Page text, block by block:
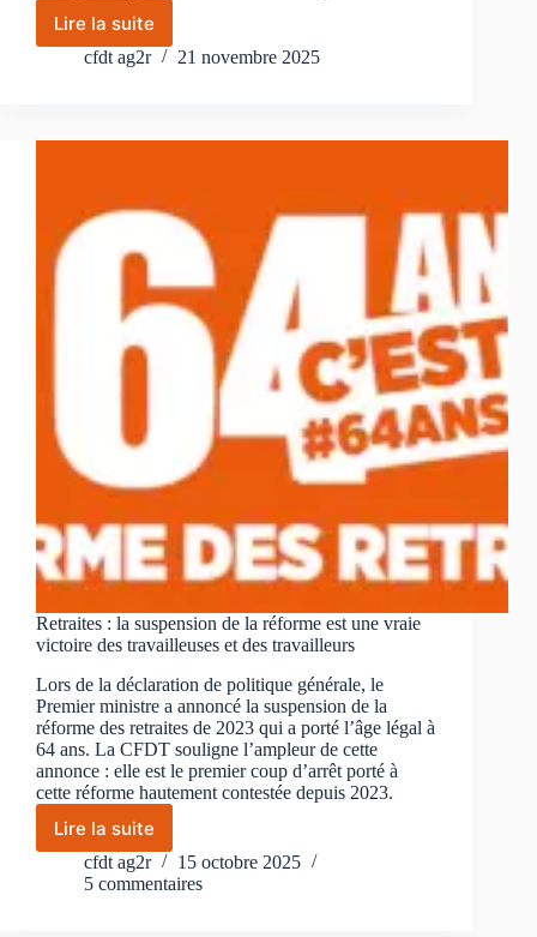
Lire la suite
Suspension
de
retraites
comprendre
suspension
cfdt ag2r 21 novembre 2025
Retraites : la suspension de la réforme est une vraie
victoire des travailleuses et des travailleurs
Lors de la déclaration de politique générale, le
Premier ministre a annoncé la suspension de la
réforme des retraites de 2023 qui a porté l’âge légal à
64 ans. La CFDT souligne l’ampleur de cette
annonce : elle est le premier coup d’arrêt porté à
cette réforme hautement contestée depuis 2023.
Lire la suite
Retraites
:
la
cfdt ag2r
15 octobre 2025
5 commentaires